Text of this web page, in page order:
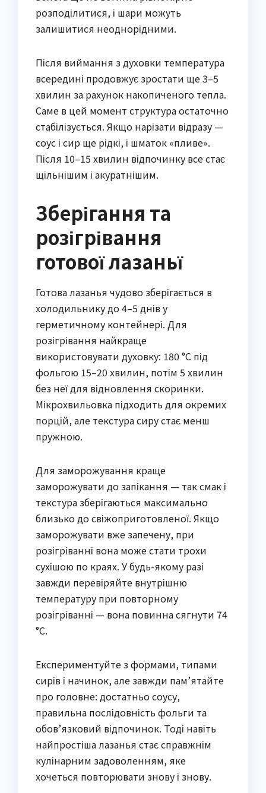
розподілитися, і шари можуть
залишитися неоднорідними.
Після виймання з духовки температура
всередині продовжує зростати ще 3–5
хвилин за рахунок накопиченого тепла.
Саме в цей момент структура остаточно
стабілізується. Якщо нарізати відразу —
соус і сир ще рідкі, і шматок «пливе».
Після 10–15 хвилин відпочинку все стає
щільнішим і акуратнішим.
Зберігання та
розігрівання
готової лазаньї
Готова лазанья чудово зберігається в
холодильнику до 4–5 днів у
герметичному контейнері. Для
розігрівання найкраще
використовувати духовку: 180 °C під
фольгою 15–20 хвилин, потім 5 хвилин
без неї для відновлення скоринки.
Мікрохвильовка підходить для окремих
порцій, але текстура сиру стає менш
пружною.
Для заморожування краще
заморожувати до запікання — так смак і
текстура зберігаються максимально
близько до свіжоприготовленої. Якщо
заморожувати вже запечену, при
розігріванні вона може стати трохи
сухішою по краях. У будь-якому разі
завжди перевіряйте внутрішню
температуру при повторному
розігріванні — вона повинна сягнути 74
°C.
Експериментуйте з формами, типами
сирів і начинок, але завжди пам’ятайте
про головне: достатньо соусу,
правильна послідовність фольги та
обов’язковий відпочинок. Тоді навіть
найпростіша лазанья стає справжнім
кулінарним задоволенням, яке
хочеться повторювати знову і знову.